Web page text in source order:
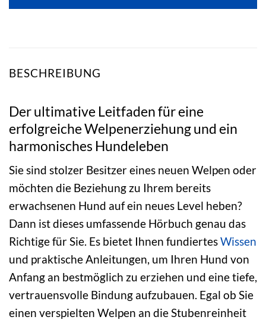
BESCHREIBUNG
Der ultimative Leitfaden für eine
erfolgreiche Welpenerziehung und ein
harmonisches Hundeleben
Sie sind stolzer Besitzer eines neuen Welpen oder
möchten die Beziehung zu Ihrem bereits
erwachsenen Hund auf ein neues Level heben?
Dann ist dieses umfassende Hörbuch genau das
Richtige für Sie. Es bietet Ihnen fundiertesWissen
und praktische Anleitungen, um Ihren Hund von
Anfang an bestmöglich zu erziehen und eine tiefe,
vertrauensvolle Bindung aufzubauen. Egal ob Sie
einen verspielten Welpen an die Stubenreinheit